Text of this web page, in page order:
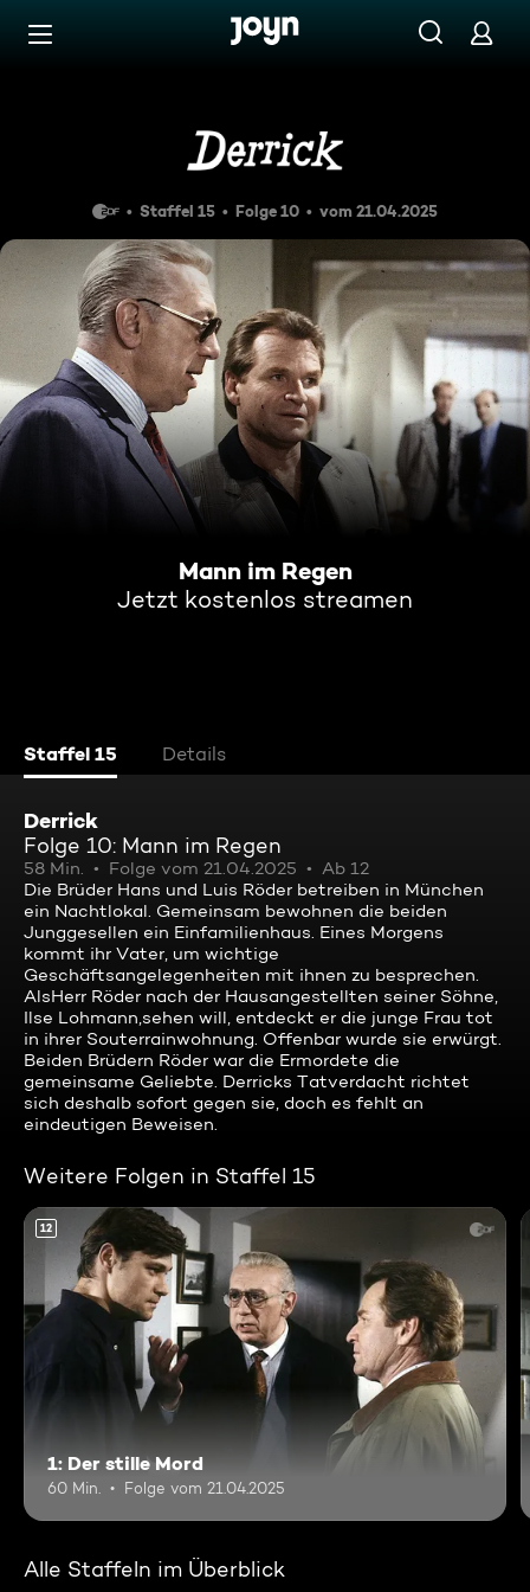
Zum Inhalt springen
Mann im Regen
Staffel 15 Folge 10 vom 21.04.2025
Mann im Regen
Jetzt kostenlos streamen
Staffel 15 Details
Derrick
Folge 10: Mann im Regen
58 Min. Folge vom 21.04.2025
Ab 12
Die Brüder Hans und Luis Röder betreiben in München
ein Nachtlokal. Gemeinsam bewohnen die beiden
Junggesellen ein Einfamilienhaus. Eines Morgens
kommt ihr Vater, um wichtige
Geschäftsangelegenheiten mit ihnen zu besprechen.
AlsHerr Röder nach der Hausangestellten seiner Söhne,
Ilse Lohmann,sehen will, entdeckt er die junge Frau tot
in ihrer Souterrainwohnung. Offenbar wurde sie erwürgt.
Beiden Brüdern Röder war die Ermordete die
gemeinsame Geliebte. Derricks Tatverdacht richtet
sich deshalb sofort gegen sie, doch es fehlt an
eindeutigen Beweisen.
Weitere Folgen in Staffel 15
12
1: Der stille Mord
60 Min. Folge vom 21.04.2025
Alle Staffeln im Überblick